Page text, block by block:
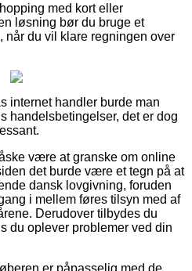
med kort eller
løsning bør du bruge et
når du vil klare regningen over
internet handler burde man
handelsbetingelser, det er dog
være at granske om online
det burde være et tegn på at
dansk lovgivning, foruden
i mellem føres tilsyn med af
Derudover tilbydes du
du oplever problemer ved din
er påpasselig med de